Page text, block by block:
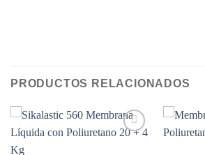
PRODUCTOS RELACIONADOS